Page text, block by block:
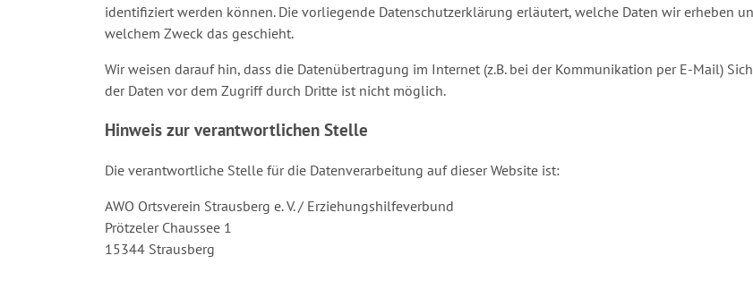
identifiziert werden können. Die vorliegende Datenschutzerklärung erläutert, welche Daten wir erheben
welchem Zweck das geschieht.
Wir weisen darauf hin, dass die Datenübertragung im Internet (z.B. bei der Kommunikation per E-Mail)
der Daten vor dem Zugriff durch Dritte ist nicht möglich.
Hinweis zur verantwortlichen Stelle
Die verantwortliche Stelle für die Datenverarbeitung auf dieser Website ist:
AWO Ortsverein Strausberg e. V. / Erziehungshilfeverbund
Prötzeler Chaussee 1
15344 Strausberg